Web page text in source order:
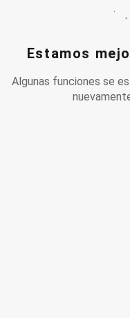
Estamos
Algunas funciones se